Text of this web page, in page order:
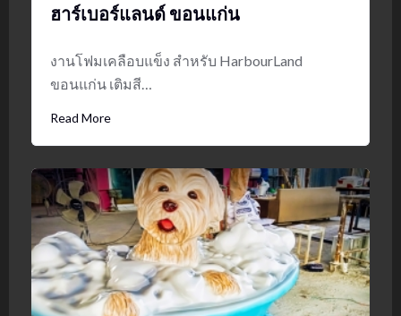
ฮาร์เบอร์แลนด์ ขอนแก่น
งานโฟมเคลือบแข็ง สำหรับ HarbourLand
ขอนแก่น เติมสี…
Read More